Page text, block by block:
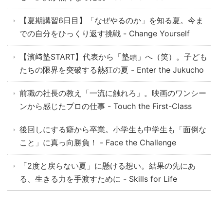
【夏期講習6日目】「なぜやるのか」を知る夏。今ま
での自分をひっくり返す挑戦 - Change Yourself
【濱﨑塾START】代表から「塾頭」へ（笑）。子ども
たちの限界を突破する熱狂の夏 - Enter the Jukucho
前職の社長の教え「一流に触れろ」。映画のワンシー
ンから感じたプロの仕事 - Touch the First-Class
後回しにする癖から卒業。小学生も中学生も「面倒な
こと」に真っ向勝負！ - Face the Challenge
「2度と戻らない夏」に懸ける想い。結果の先にあ
る、生きる力を手渡すために - Skills for Life